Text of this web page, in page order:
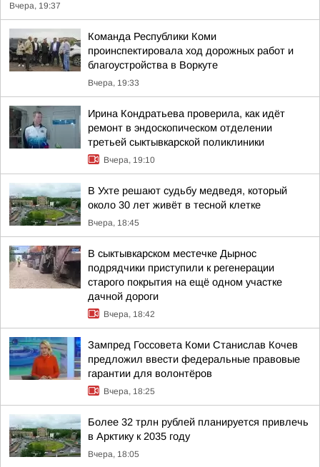
Вчера, 19:37
Команда Республики Коми
проинспектировала ход дорожных работ и
благоустройства в Воркуте
Вчера, 19:33
Ирина Кондратьева проверила, как идёт
ремонт в эндоскопическом отделении
третьей сыктывкарской поликлиники
Вчера, 19:10
В Ухте решают судьбу медведя, который
около 30 лет живёт в тесной клетке
Вчера, 18:45
В сыктывкарском местечке Дырнос
подрядчики приступили к регенерации
старого покрытия на ещё одном участке
дачной дороги
Вчера, 18:42
Зампред Госсовета Коми Станислав Кочев
предложил ввести федеральные правовые
гарантии для волонтёров
Вчера, 18:25
Более 32 трлн рублей планируется привлечь
в Арктику к 2035 году
Вчера, 18:05